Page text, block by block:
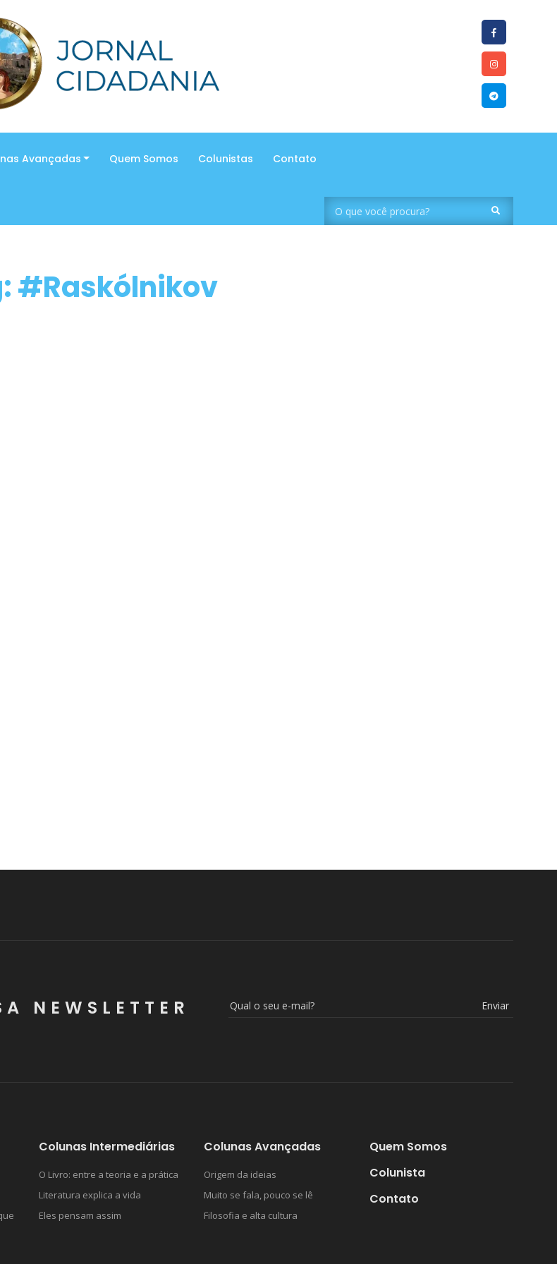
Avançadas Quem Somos Colunistas Contato
#Raskólnikov
NEWSLETTER Enviar
Colunas Intermediárias
O Livro: entre a teoria e a prática
Literatura explica a vida
Eles pensam assim
Colunas Avançadas
Origem da ideias
Muito se fala, pouco se lê
Filosofia e alta cultura
Quem Somos
Colunista
Contato